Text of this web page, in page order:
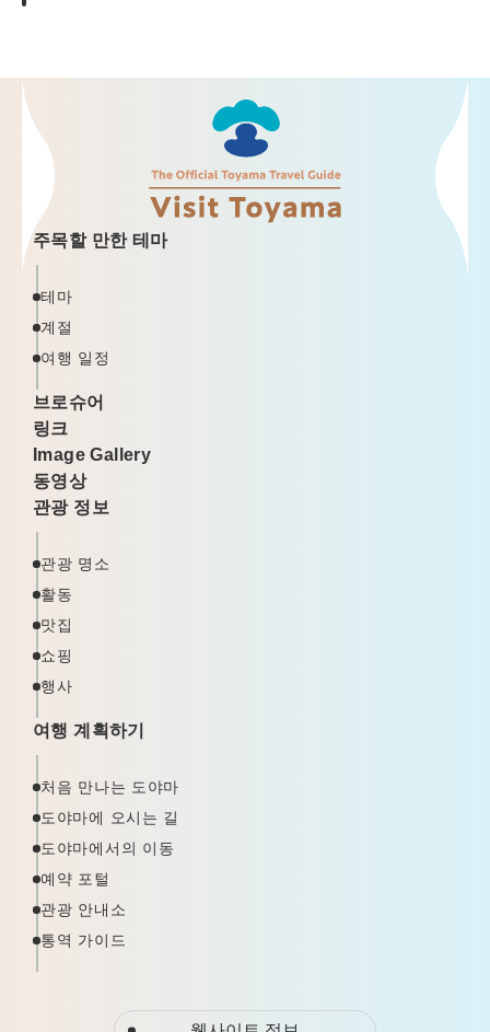
주목할 만한 테마
테마
계절
여행 일정
브로슈어
링크
Image Gallery
동영상
관광 정보
관광 명소
활동
맛집
쇼핑
행사
여행 계획하기
처음 만나는 도야마
도야마에 오시는 길
도야마에서의 이동
예약 포털
관광 안내소
통역 가이드